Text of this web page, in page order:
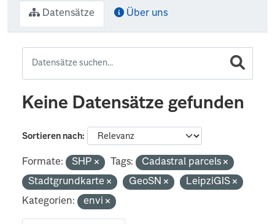
Datensätze Über uns
Keine Datensätze gefunden
Sortieren nach
Formate: SHP Tags:
Cadastral parcels
Stadtgrundkarte
GeoSN
LeipziGIS
Kategorien:
envi